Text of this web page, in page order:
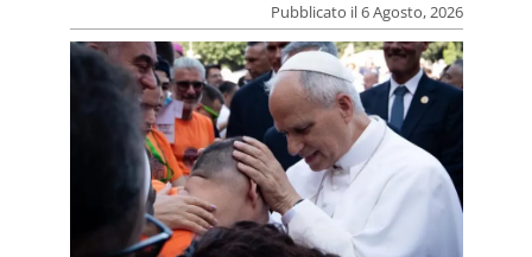
Pubblicato il 6 Agosto, 2026